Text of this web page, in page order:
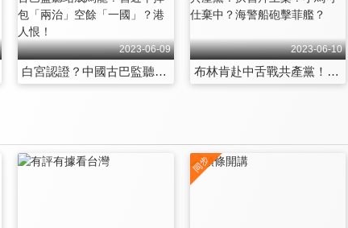
2023-06-09
白宮認證？中國古巴監聽站成烏龍？習近平掉包「兩治」空餘「一國」？港人恨！
2023-06-10
布林肯赴中舌戰共產黨！拱習拜上桌？小馬可仕棄中？海警船砲擊菲艦？